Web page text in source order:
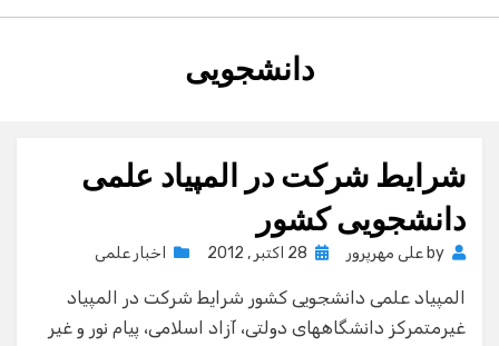
برچسب
:
دانشجویی
شرایط شرکت در المپیاد علمی
دانشجویی کشور
by علی مهرپرور
Posted
28 اکتبر , 2012 اخبار علمی
المپیاد علمی دانشجویی کشور شرایط شرکت در المپیاد
غیرمتمرکز دانشگاههای دولتی، آزاد اسلامی، پیام نور و غیر